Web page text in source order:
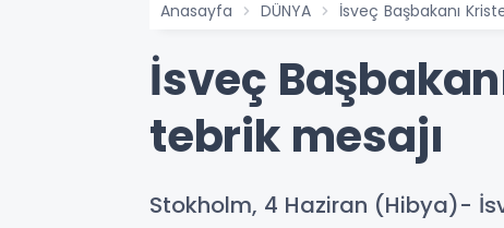
Anasayfa DÜNYA İsveç Başbakanı
İsveç
tebrik mesajı
Stokholm, 4 Haziran (Hibya)-